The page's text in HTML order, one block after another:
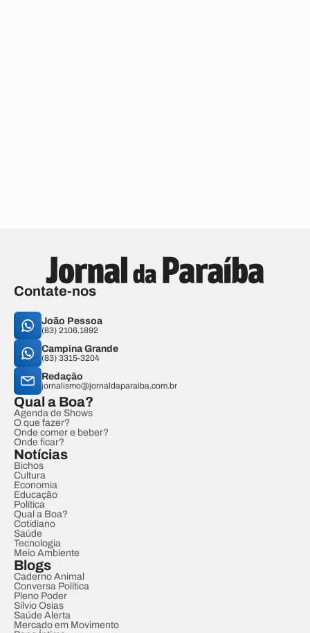
Contate-nos
João Pessoa
(83) 2106.1892
Campina Grande
(83) 3315-3204
Redação
jornalismo@jornaldaparaiba.com.br
Qual a Boa?
Agenda de Shows
O que fazer?
Onde comer e beber?
Onde ficar?
Notícias
Bichos
Cultura
Economia
Educação
Política
Qual a Boa?
Cotidiano
Saúde
Tecnologia
Meio Ambiente
Blogs
Caderno Animal
Conversa Política
Pleno Poder
Sílvio Osias
Saúde Alerta
Mercado em Movimento